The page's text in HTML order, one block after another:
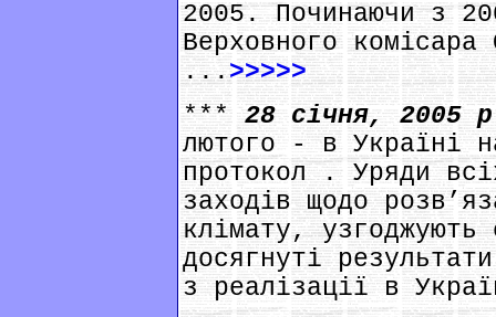
2005. Починаючи з
Верховного
...>>>>>
***28 січня, 2005
лютого - в Україні
протокол . Уряди
заходів щодо
клімату, узгоджують
досягнуті
з реалізації в